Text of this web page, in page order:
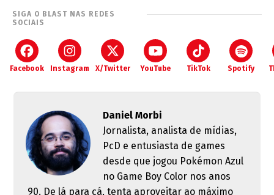
SIGA O BLAST NAS REDES
SOCIAIS
Facebook Instagram X/Twitter YouTube TikTok Spotify
Daniel Morbi
Jornalista, analista de mídias,
PcD e entusiasta de games
desde que jogou Pokémon Azul
no Game Boy Color nos anos
90. De lá para cá, tenta aproveitar ao máximo